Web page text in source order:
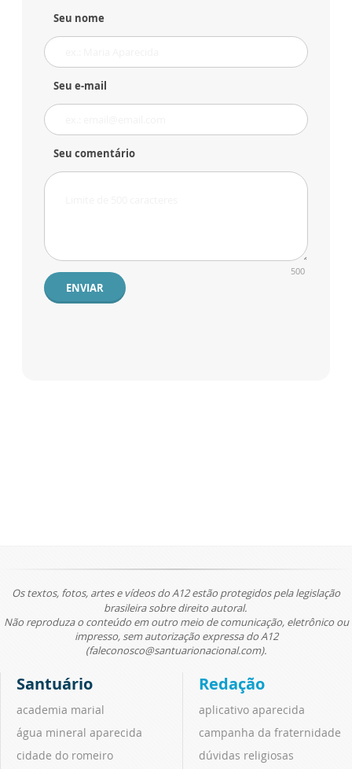
Seu nome
Seu e-mail
Seu comentário
500
ENVIAR
Os textos, fotos, artes e vídeos do A12 estão protegidos pela legislação
brasileira sobre direito autoral.
Não reproduza o conteúdo em outro meio de comunicação, eletrônico ou
impresso, sem autorização expressa do A12
(faleconosco@santuarionacional.com).
Santuário
academia marial
água mineral aparecida
cidade do romeiro
Redação
aplicativo aparecida
campanha da fraternidade
dúvidas religiosas